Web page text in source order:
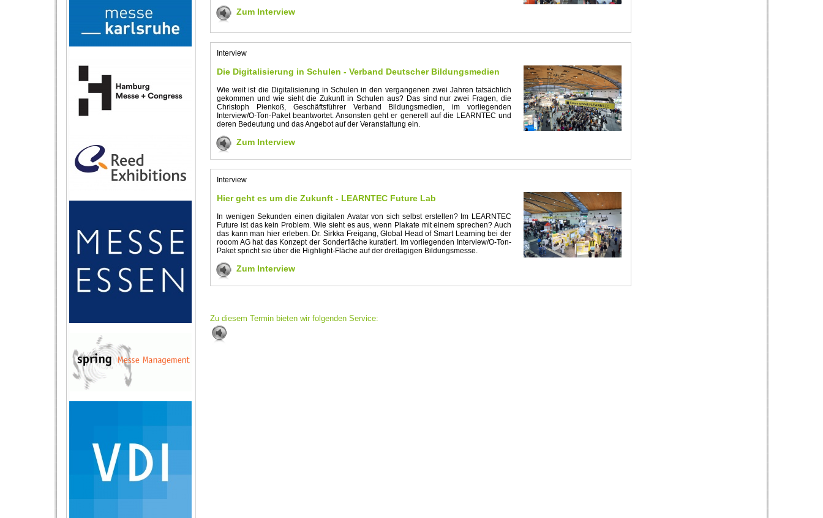
Zum Interview
Interview
Die Digitalisierung in Schulen - Verband Deutscher Bildungsmedien
Wie weit ist die Digitalisierung in Schulen in den vergangenen zwei Jahren tatsächlich
gekommen und wie sieht die Zukunft in Schulen aus? Das sind nur zwei Fragen, die
Christoph Pienkoß, Geschäftsführer Verband Bildungsmedien, im vorliegenden
Interview/O-Ton-Paket beantwortet. Ansonsten geht er generell auf die LEARNTEC und
deren Bedeutung und das Angebot auf der Veranstaltung ein.
Zum Interview
Interview
Hier geht es um die Zukunft - LEARNTEC Future Lab
In wenigen Sekunden einen digitalen Avatar von sich selbst erstellen? Im LEARNTEC
Future ist das kein Problem. Wie sieht es aus, wenn Plakate mit einem sprechen? Auch
das kann man hier erleben. Dr. Sirkka Freigang, Global Head of Smart Learning bei der
rooom AG hat das Konzept der Sonderfläche kuratiert. Im vorliegenden Interview/O-Ton-
Paket spricht sie über die Highlight-Fläche auf der dreitägigen Bildungsmesse.
Zum Interview
Zu diesem Termin bieten wir folgenden Service: